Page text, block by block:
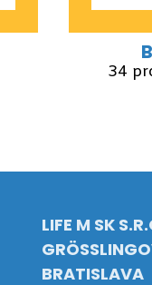
34
LIFE M SK
BRATISLAVA